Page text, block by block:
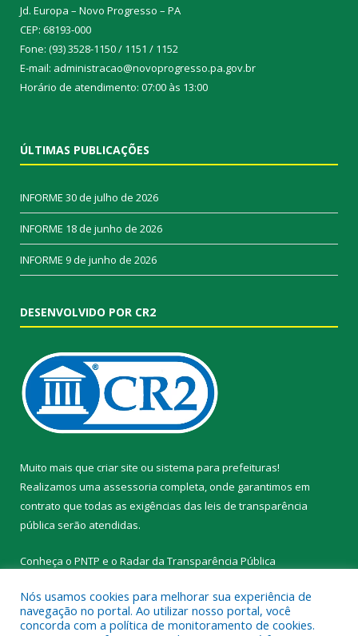
Jd. Europa – Novo Progresso – PA
CEP: 68193-000
Fone: (93) 3528-1150 / 1151 / 1152
E-mail: administracao@novoprogresso.pa.gov.br
Horário de atendimento: 07:00 às 13:00
ÚLTIMAS PUBLICAÇÕES
INFORME 30 de julho de 2026
INFORME 18 de junho de 2026
INFORME 9 de junho de 2026
DESENVOLVIDO POR CR2
Muito mais que criar site ou sistema para prefeituras!
Realizamos uma assessoria completa, onde garantimos em
contrato que todas as exigências das leis de transparência
pública serão atendidas.
Conheça o PNTP e o Radar da Transparência Pública
Nós usamos cookies para melhorar sua experiência de
navegação no portal. Ao utilizar nosso portal, você
concorda com a política de monitoramento de cookies.